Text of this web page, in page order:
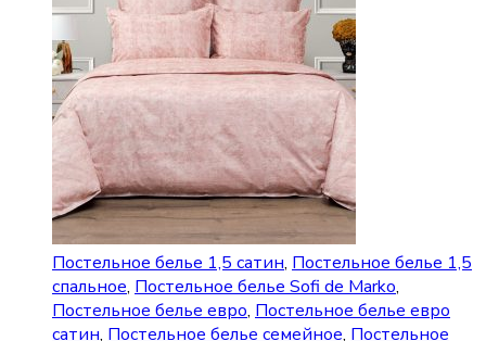
Постельное белье 1,5 сатин, Постельное белье 1,5
спальное, Постельное белье Sofi de Marko,
Постельное белье евро, Постельное белье евро
сатин, Постельное белье семейное, Постельное